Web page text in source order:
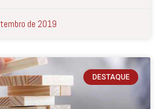
de 2019
DESTAQUE